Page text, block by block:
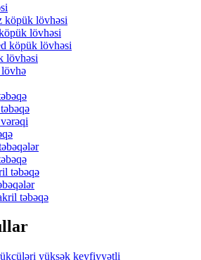
köpük lövhəsi
lövhəsi
köpük lövhəsi
lövhəsi
təbəqə
təbəqə